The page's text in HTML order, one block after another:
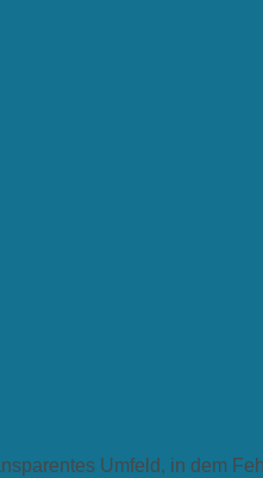
Umfeld, in dem